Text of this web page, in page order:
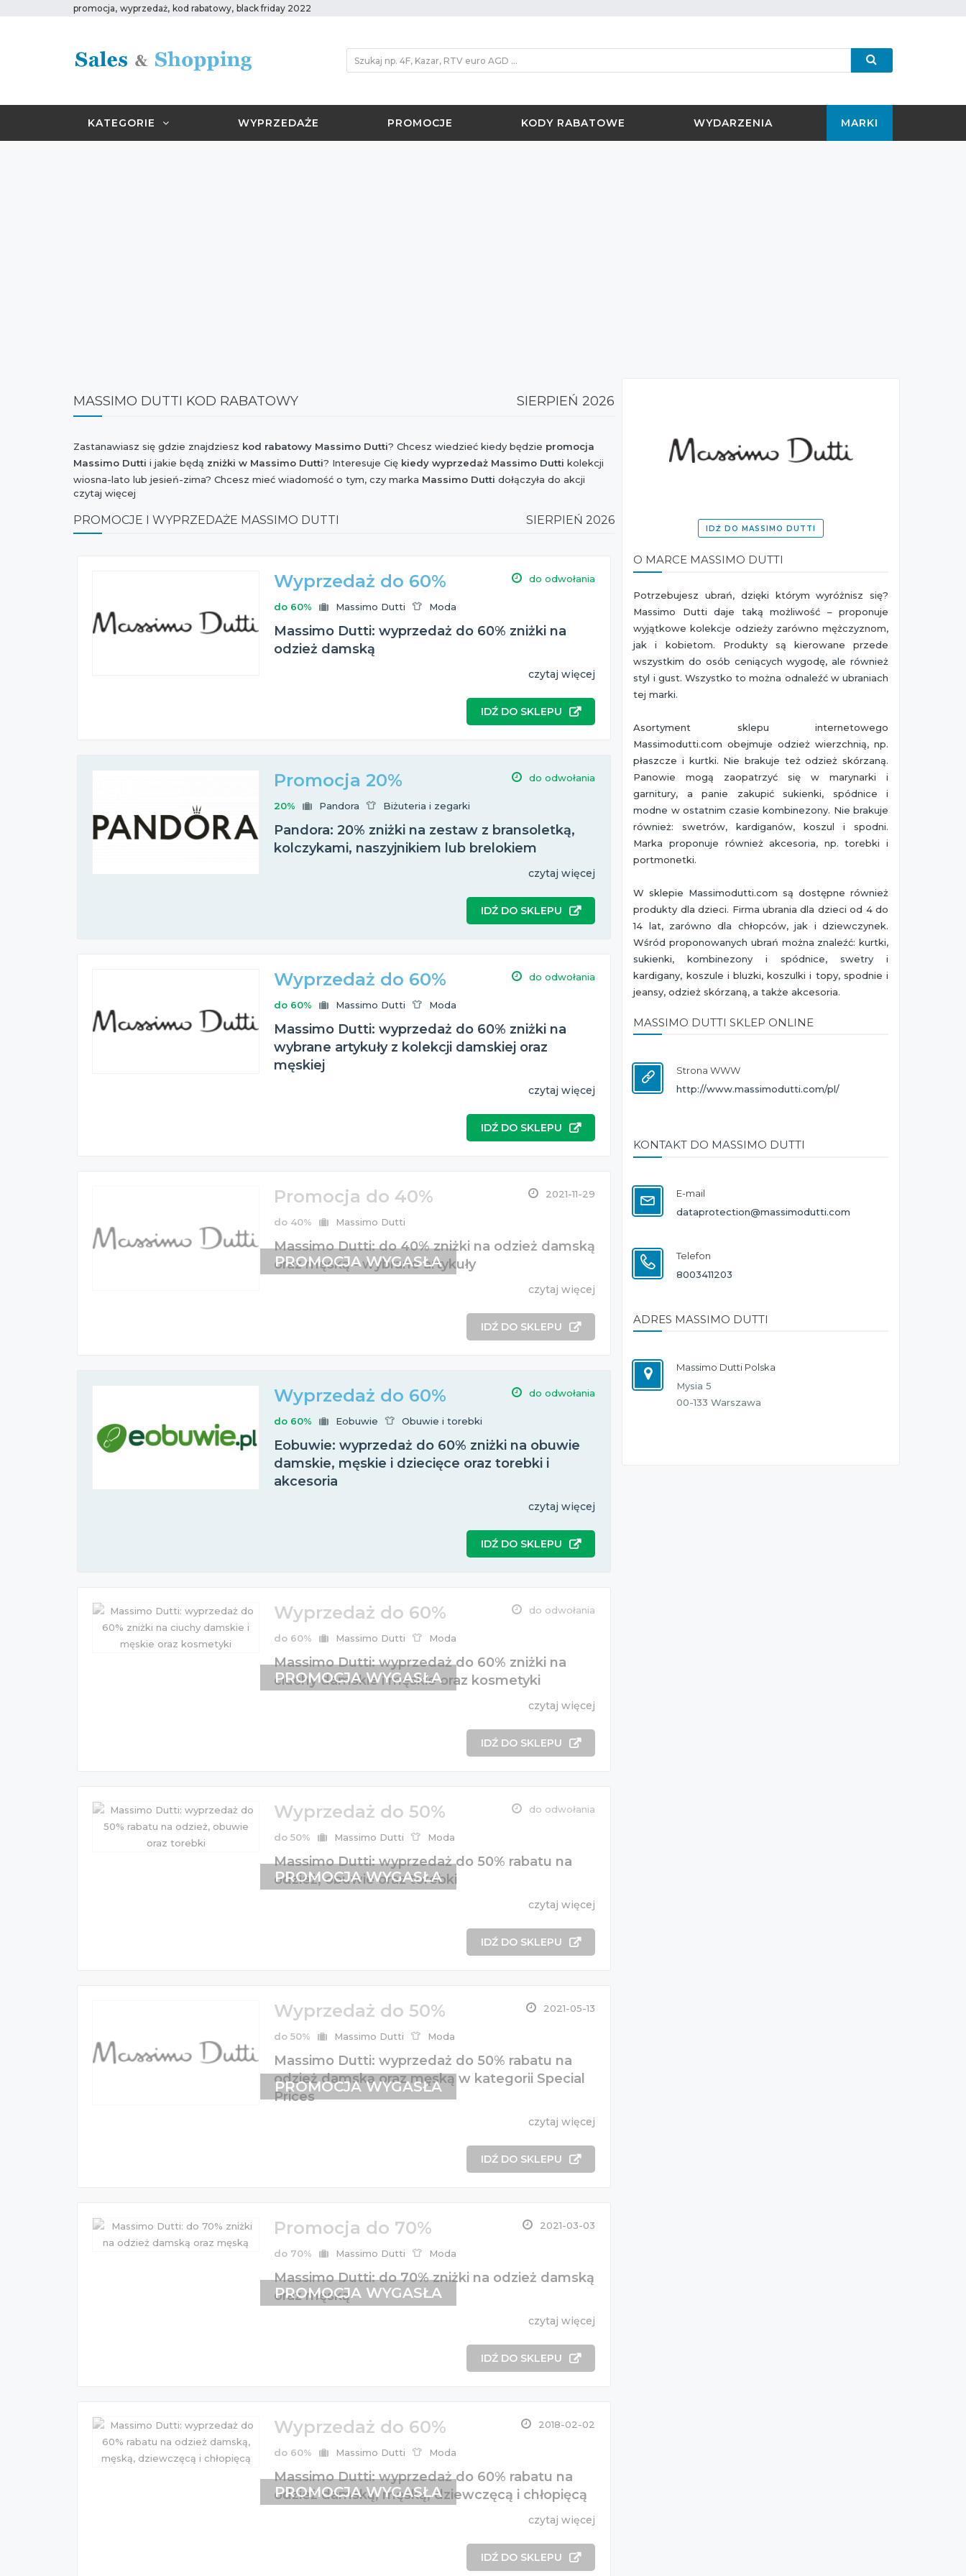
promocja, wyprzedaż, kod rabatowy, black friday 2022
KATEGORIE WYPRZEDAŻE PROMOCJE KODY RABATOWE WYDARZENIA MARKI
MASSIMO DUTTI KOD RABATOWY SIERPIEŃ 2026
Zastanawiasz się gdzie znajdziesz kod rabatowy Massimo Dutti? Chcesz wiedzieć kiedy będzie promocja
Massimo Dutti i jakie będą zniżki w Massimo Dutti? Interesuje Cię kiedy wyprzedaż Massimo Dutti kolekcji
wiosna-lato lub jesień-zima? Chcesz mieć wiadomość o tym, czy marka Massimo Dutti dołączyła do akcji
Weekend Zniżek, Stylowe Zakupy, Szaleństwo Zakupów, Extra Zakupy czy I Love Shopping oraz czy jest
kupon rabatowy Massimo Dutti
nowa kolekcja
czytaj więcej
PROMOCJE I WYPRZEDAŻE MASSIMO DUTTI SIERPIEŃ 2026
Wyprzedaż do 60% do odwołania
do 60% Massimo Dutti Moda
Massimo Dutti: wyprzedaż do 60% zniżki na
odzież damską
czytaj więcej
IDŹ DO SKLEPU
Promocja 20% do odwołania
20% Pandora Biżuteria i zegarki
Pandora: 20% zniżki na zestaw z bransoletką,
kolczykami, naszyjnikiem lub brelokiem
czytaj więcej
IDŹ DO SKLEPU
Wyprzedaż do 60% do odwołania
do 60% Massimo Dutti Moda
Massimo Dutti: wyprzedaż do 60% zniżki na
wybrane artykuły z kolekcji damskiej oraz
męskiej
czytaj więcej
IDŹ DO SKLEPU
Promocja do 40% 2021-11-29
do 40% Massimo Dutti
Massimo Dutti: do 40% zniżki na odzież damską
oraz męską - wybrane artykuły
czytaj więcej
IDŹ DO SKLEPU
PROMOCJA WYGASŁA
Wyprzedaż do 60% do odwołania
do 60% Eobuwie Obuwie i torebki
Eobuwie: wyprzedaż do 60% zniżki na obuwie
damskie, męskie i dziecięce oraz torebki i
akcesoria
czytaj więcej
IDŹ DO SKLEPU
Wyprzedaż do 60% do odwołania
do 60% Massimo Dutti Moda
Massimo Dutti: wyprzedaż do 60% zniżki na
ciuchy damskie i męskie oraz kosmetyki
czytaj więcej
IDŹ DO SKLEPU
PROMOCJA WYGASŁA
Wyprzedaż do 50% do odwołania
do 50% Massimo Dutti Moda
Massimo Dutti: wyprzedaż do 50% rabatu na
odzież, obuwie oraz torebki
czytaj więcej
IDŹ DO SKLEPU
PROMOCJA WYGASŁA
Wyprzedaż do 50% 2021-05-13
do 50% Massimo Dutti Moda
Massimo Dutti: wyprzedaż do 50% rabatu na
odzież damską oraz męską w kategorii Special
Prices
czytaj więcej
IDŹ DO SKLEPU
PROMOCJA WYGASŁA
Promocja do 70% 2021-03-03
do 70% Massimo Dutti Moda
Massimo Dutti: do 70% zniżki na odzież damską
oraz męską
czytaj więcej
IDŹ DO SKLEPU
PROMOCJA WYGASŁA
Wyprzedaż do 60% 2018-02-02
do 60% Massimo Dutti Moda
Massimo Dutti: wyprzedaż do 60% rabatu na
odzież damską, męską, dziewczęcą i chłopięcą
czytaj więcej
IDŹ DO SKLEPU
PROMOCJA WYGASŁA
IDŹ DO MASSIMO DUTTI
O MARCE MASSIMO DUTTI
Potrzebujesz ubrań, dzięki którym wyróżnisz się?
Massimo Dutti daje taką możliwość – proponuje
wyjątkowe kolekcje odzieży zarówno mężczyznom,
jak i kobietom. Produkty są kierowane przede
wszystkim do osób ceniących wygodę, ale również
styl i gust. Wszystko to można odnaleźć w ubraniach
tej marki.
Asortyment sklepu internetowego
Massimodutti.com obejmuje odzież wierzchnią, np.
płaszcze i kurtki. Nie brakuje też odzież skórzaną.
Panowie mogą zaopatrzyć się w marynarki i
garnitury, a panie zakupić sukienki, spódnice i
modne w ostatnim czasie kombinezony. Nie brakuje
również: swetrów, kardiganów, koszul i spodni.
Marka proponuje również akcesoria, np. torebki i
portmonetki.
W sklepie Massimodutti.com są dostępne również
produkty dla dzieci. Firma ubrania dla dzieci od 4 do
14 lat, zarówno dla chłopców, jak i dziewczynek.
Wśród proponowanych ubrań można znaleźć: kurtki,
sukienki, kombinezony i spódnice, swetry i
kardigany, koszule i bluzki, koszulki i topy, spodnie i
jeansy, odzież skórzaną, a także akcesoria.
MASSIMO DUTTI SKLEP ONLINE
Strona WWW
http://www.massimodutti.com/pl/
KONTAKT DO MASSIMO DUTTI
E-mail
dataprotection@massimodutti.com
Telefon
8003411203
ADRES MASSIMO DUTTI
Massimo Dutti Polska
Mysia 5
00-133 Warszawa